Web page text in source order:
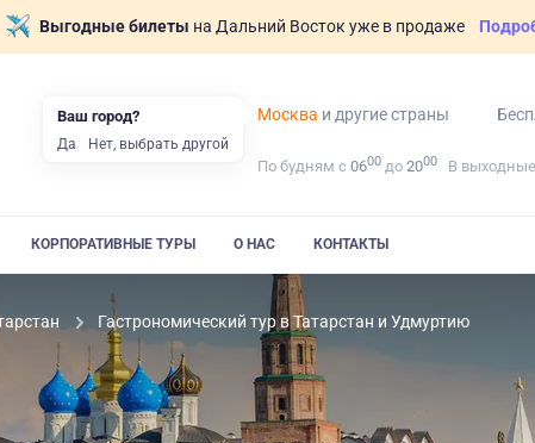
Выгодные билеты на Дальний Восток уже в продаже
Москва и другие страны
По будням с 0600 до 2000 В
КОРПОРАТИВНЫЕ ТУРЫ О НАС КОНТАКТЫ
Гастрономический тур в Татарстан и Удмуртию
Ваш город?
Да Нет, выбрать другой